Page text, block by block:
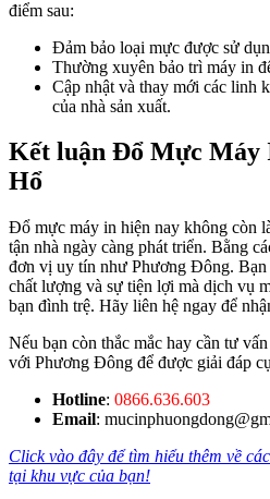
điểm sau:
Đảm bảo loại mực được sử
Thường xuyên bảo trì máy in
Cập nhật và thay mới các linh
của nhà sản xuất.
Kết luận Đổ Mực Máy
Hổ
Đổ mực máy in hiện nay không còn
tận nhà ngày càng phát triển. Bằng
đơn vị uy tín như Phương Đông. Bạn
chất lượng và sự tiện lợi mà dịch vụ
bạn đình trệ. Hãy liên hệ ngay để
Nếu bạn còn thắc mắc hay cần tư
với Phương Đông để được giải đáp
Hotline: 0866.636.603
Email:
Click vào đây để tìm hiểu thêm về
tại khu vực của bạn!